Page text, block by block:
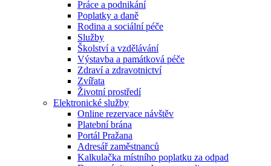
Práce a podnikání
Poplatky a daně
Rodina a sociální péče
Služby
Školství a vzdělávání
Výstavba a památková péče
Zdraví a zdravotnictví
Zvířata
Životní prostředí
Elektronické služby
Online rezervace návštěv
Platební brána
Portál Pražana
Adresář zaměstnanců
Kalkulačka místního poplatku za odpad